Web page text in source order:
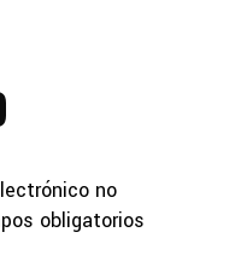
no
obligatorios